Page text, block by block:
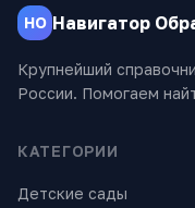
НО Навигатор
Крупнейший
России. Помогаем
КАТЕГОРИИ
Детские сады